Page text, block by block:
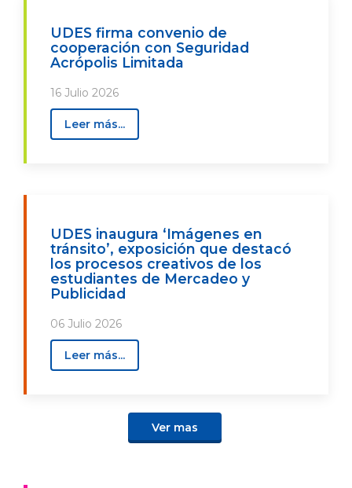
UDES firma convenio de
cooperación con Seguridad
Acrópolis Limitada
16 Julio 2026
Leer más...
UDES inaugura ‘Imágenes en
tránsito’, exposición que destacó
los procesos creativos de los
estudiantes de Mercadeo y
Publicidad
06 Julio 2026
Leer más...
Ver mas